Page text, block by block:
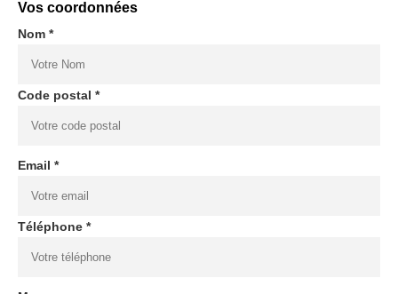
Vos coordonnées
Nom *
Code postal *
Email *
Téléphone *